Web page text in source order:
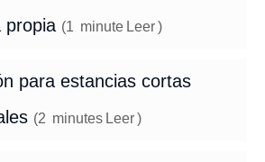
propia (1 minute Leer)
para estancias cortas
(2 minutes Leer)